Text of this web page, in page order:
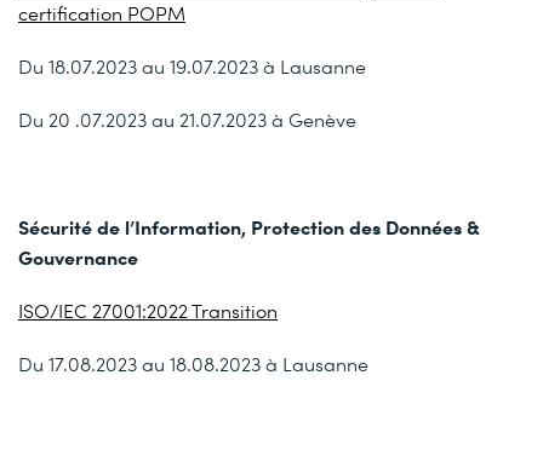
certification POPM
Du 18.07.2023 au 19.07.2023 à Lausanne
Du 20 .07.2023 au 21.07.2023 à Genève
Sécurité de l’Information, Protection des Données &
Gouvernance
ISO/IEC 27001:2022 Transition
Du 17.08.2023 au 18.08.2023 à Lausanne